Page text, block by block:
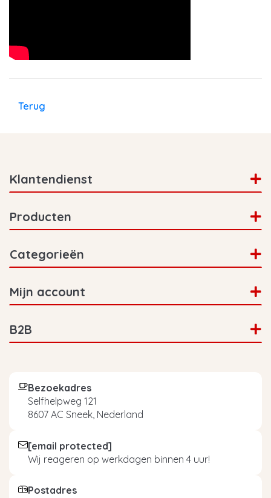
Terug
Klantendienst
Producten
Categorieën
Mijn account
B2B
Bezoekadres
Selfhelpweg 121
8607 AC Sneek, Nederland
[email protected]
Wij reageren op werkdagen binnen 4 uur!
Postadres